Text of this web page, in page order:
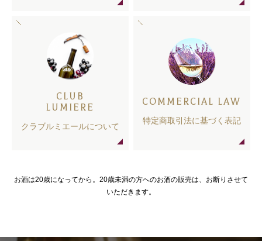
CLUB
LUMIERE
クラブルミエールについて
COMMERCIAL LAW
特定商取引法に基づく表記
お酒は20歳になってから。20歳未満の方へのお酒の販売は、お断りさせて
いただきます。